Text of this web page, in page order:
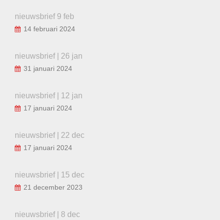
nieuwsbrief 9 feb
14 februari 2024
nieuwsbrief | 26 jan
31 januari 2024
nieuwsbrief | 12 jan
17 januari 2024
nieuwsbrief | 22 dec
17 januari 2024
nieuwsbrief | 15 dec
21 december 2023
nieuwsbrief | 8 dec